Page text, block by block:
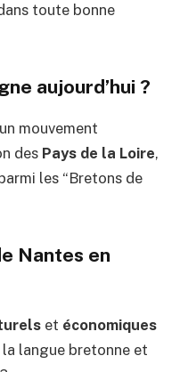
toute bonne
aujourd’hui ?
mouvement
des Pays de la Loire,
les “Bretons de
Nantes en
et économiques
langue bretonne et